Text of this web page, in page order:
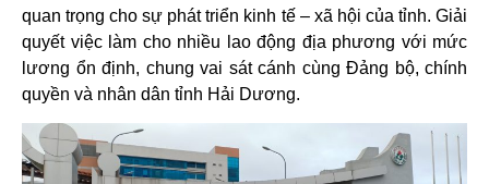
quan trọng cho sự phát triển kinh tế – xã hội của tỉnh. Giải
quyết việc làm cho nhiều lao động địa phương với mức
lương ổn định, chung vai sát cánh cùng Đảng bộ, chính
quyền và nhân dân tỉnh Hải Dương.